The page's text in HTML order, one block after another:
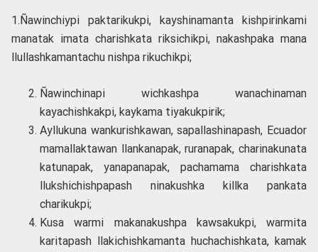
1.Ñawinchiypi paktarikukpi, kayshinamanta kishpirinkami
manatak imata charishkata riksichikpi, nakashpaka mana
llullashkamantachu nishpa rikuchikpi;
Ñawinchinapi wichkashpa wanachinaman
kayachishkakpi, kaykama tiyakukpirik;
Ayllukuna wankurishkawan, sapallashinapash, Ecuador
mamallaktawan llankanapak, ruranapak, charinakunata
katunapak, yanapanapak, pachamama charishkata
llukshichishpapash ninakushka killka pankata
charikukpi;
Kusa warmi makanakushpa kawsakukpi, warmita
karitapash llakichishkamanta huchachishkata, kamak